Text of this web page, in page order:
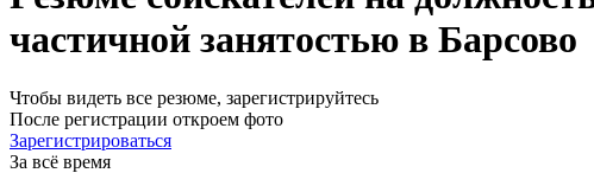
частичной занятостью в Барсово
Чтобы видеть все резюме, зарегистрируйтесь
После регистрации откроем фото
Зарегистрироваться
За всё время